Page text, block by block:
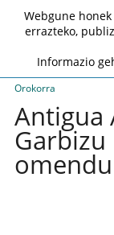
Orokorra
Antigua
Webgune
errazteko,
Informazio